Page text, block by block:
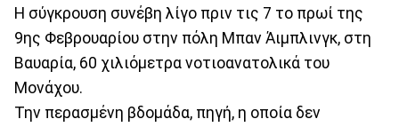
Η σύγκρουση συνέβη λίγο πριν τις 7 το πρωί της
9ης Φεβρουαρίου στην πόλη Μπαν Άιμπλινγκ, στη
Βαυαρία, 60 χιλιόμετρα νοτιοανατολικά του
Μονάχου.
Την περασμένη βδομάδα, πηγή, η οποία δεν